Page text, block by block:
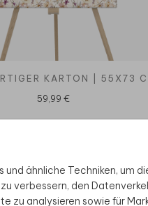
und ähnliche Techniken, um
verbessern, den
zu analysieren sowie für
KARTON | 55X73
59,99 €